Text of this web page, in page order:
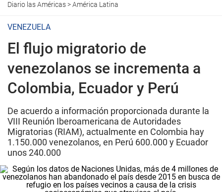
Diario las Américas>América Latina
VENEZUELA
El flujo migratorio de
venezolanos se incrementa a
Colombia, Ecuador y Perú
De acuerdo a información proporcionada durante la
VIII Reunión Iberoamericana de Autoridades
Migratorias (RIAM), actualmente en Colombia hay
1.150.000 venezolanos, en Perú 600.000 y Ecuador
unos 240.000